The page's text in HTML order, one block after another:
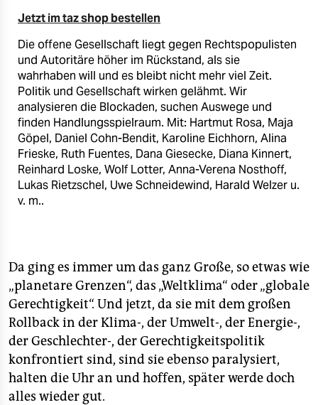
Jetzt im taz shop bestellen
Die offene Gesellschaft liegt gegen Rechtspopulisten
und Autoritäre höher im Rückstand, als sie
wahrhaben will und es bleibt nicht mehr viel Zeit.
Politik und Gesellschaft wirken gelähmt. Wir
analysieren die Blockaden, suchen Auswege und
finden Handlungsspielraum. Mit: Hartmut Rosa, Maja
Göpel, Daniel Cohn-Bendit, Karoline Eichhorn, Alina
Frieske, Ruth Fuentes, Dana Giesecke, Diana Kinnert,
Reinhard Loske, Wolf Lotter, Anna-Verena Nosthoff,
Lukas Rietzschel, Uwe Schneidewind, Harald Welzer u.
v. m..
Da ging es immer um das ganz Große, so etwas wie
„planetare Grenzen“, das „Weltklima“ oder „globale
Gerechtigkeit“. Und jetzt, da sie mit dem großen
Rollback in der Klima-, der Umwelt-, der Energie-,
der Geschlechter-, der Gerechtigkeitspolitik
konfrontiert sind, sind sie ebenso paralysiert,
halten die Uhr an und hoffen, später werde doch
alles wieder gut.